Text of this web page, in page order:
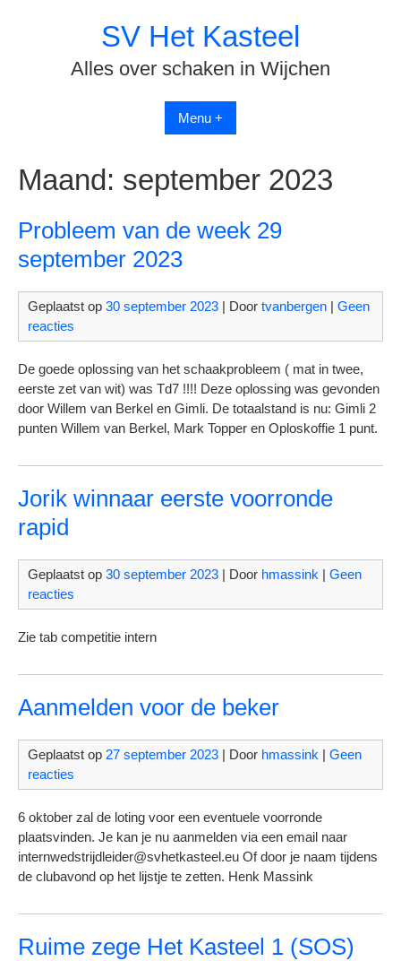
SV Het Kasteel
Alles over schaken in Wijchen
Menu +
Maand: september 2023
Probleem van de week 29
september 2023
Geplaatst op 30 september 2023 | Door tvanbergen | Geen
reacties
De goede oplossing van het schaakprobleem ( mat in twee,
eerste zet van wit) was Td7 !!!! Deze oplossing was gevonden
door Willem van Berkel en Gimli. De totaalstand is nu: Gimli 2
punten Willem van Berkel, Mark Topper en Oploskoffie 1 punt.
Jorik winnaar eerste voorronde
rapid
Geplaatst op 30 september 2023 | Door hmassink | Geen
reacties
Zie tab competitie intern
Aanmelden voor de beker
Geplaatst op 27 september 2023 | Door hmassink | Geen
reacties
6 oktober zal de loting voor een eventuele voorronde
plaatsvinden. Je kan je nu aanmelden via een email naar
internwedstrijdleider@svhetkasteel.eu Of door je naam tijdens
de clubavond op het lijstje te zetten. Henk Massink
Ruime zege Het Kasteel 1 (SOS)